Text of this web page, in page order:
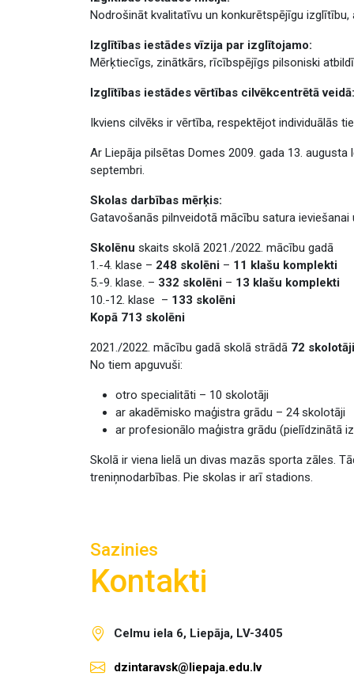
Nodrošināt kvalitatīvu un konkurētspējīgu
Izglītības iestādes vīzija par izglītojamo:
Mērķtiecīgs, zinātkārs, rīcībspējīgs pilsoniski
Izglītības iestādes vērtības cilvēkcentrētā veidā:
Ikviens cilvēks ir vērtība, respektējot individuālās
Ar Liepāja pilsētas Domes 2009. gada 13.
septembri.
Skolas darbības mērķis:
Gatavošanās pilnveidotā mācību satura
Skolēnu skaits skolā 2021./2022. mācību gadā
1.-4. klase – 248 skolēni – 11 klašu komplekti
5.-9. klase. – 332 skolēni – 13 klašu komplekti
10.-12. klase – 133 skolēni
Kopā 713 skolēni
2021./2022. mācību gadā skolā strādā 72 skolotāji
No tiem apguvuši:
otro specialitāti – 10 skolotāji
ar akadēmisko maģistra grādu – 24 skolotāji
ar profesionālo maģistra grādu (pielīdzinātā
Skolā ir viena lielā un divas mazās sporta zāles.
treniņnodarbības. Pie skolas ir arī stadions.
Sazinies
Kontakti
Celmu iela 6, Liepāja, LV-3405
dzintaravsk@liepaja.edu.lv